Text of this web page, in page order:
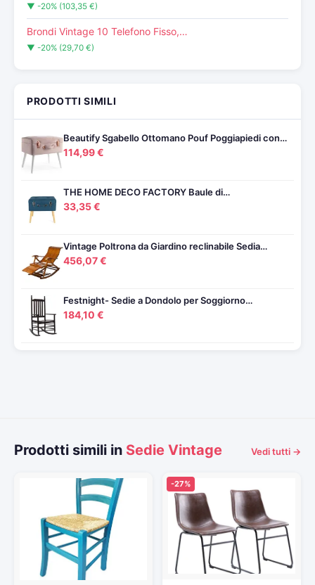
▼ -20% (103,35 €)
Brondi Vintage 10 Telefono Fisso,…
▼ -20% (29,70 €)
PRODOTTI SIMILI
Beautify Sgabello Ottomano Pouf Poggiapiedi con…
114,99 €
THE HOME DECO FACTORY Baule di…
33,35 €
Vintage Poltrona da Giardino reclinabile Sedia…
456,07 €
Festnight- Sedie a Dondolo per Soggiorno…
184,10 €
Prodotti simili in Sedie Vintage Vedi tutti →
-27%